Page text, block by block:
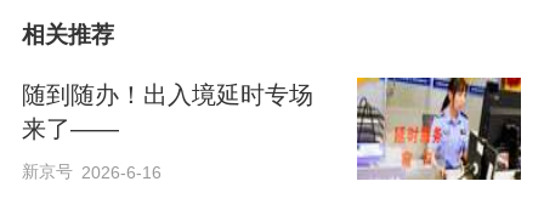
相关推荐
随到随办！出入境延时专场
来了——
新京号 2026-6-16